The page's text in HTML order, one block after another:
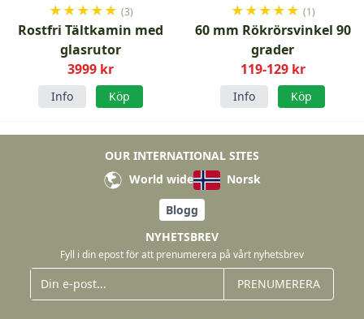
★★★★★ (3)
Rostfri Tältkamin med
glasrutor
3999 kr
Info Köp
★★★★★ (1)
60 mm Rökrörsvinkel 90
grader
119-129 kr
Info Köp
OUR INTERNATIONAL SITES
World wide
Norsk
Blogg
NYHETSBREV
Fyll i din epost för att prenumerera på vårt nyhetsbrev
PRENUMERERA